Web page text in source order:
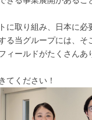
に取り組み、日本に必
る当グループには、そ
ィールドがたくさんあ
てください！